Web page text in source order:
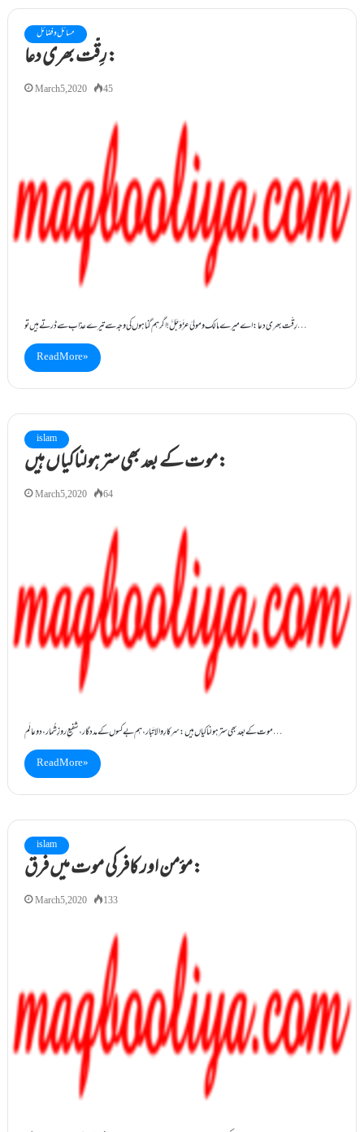
مسائل و فضائل
رِقّت بھری دعا:
March 5, 2020 45
رِقّت بھری دعا: اے میرے مالک ومولیٰ عزَّوَجَلَّ ! اگرہم گناہوں کی وجہ سے تیرے عذاب سے ڈرتے ہیں تو…
Read More »
islam
موت کے بعد بھی ستر ہولناکیاں ہیں:
March 5, 2020 64
موت کے بعد بھی ستر ہولناکیاں ہیں: سرکارِ والا تَبار، ہم بے کسوں کے مددگار، شفیعِ روزِ شُمار، دو عالَم…
Read More »
islam
مؤمن اور کافر کی موت میں فرق:
March 5, 2020 133